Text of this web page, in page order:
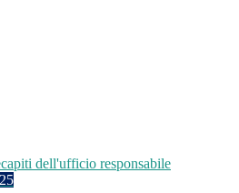
dell'ufficio responsabile
25